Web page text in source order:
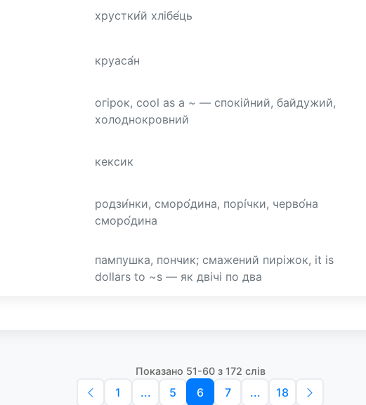
хрустки́й хлібе́ць
круаса́н
огірок, cool as a ~ — спокійний, байдужий,
холоднокровний
кексик
родзи́нки, сморо́дина, порі́чки, черво́на
сморо́дина
пампушка, пончик; смажений пиріжок, it is
dollars to ~s — як двічі по два
Показано 51-60 з 172 слів
1 ... 5 6 7 ... 18